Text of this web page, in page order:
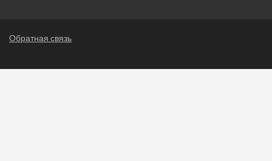
Обратная связь